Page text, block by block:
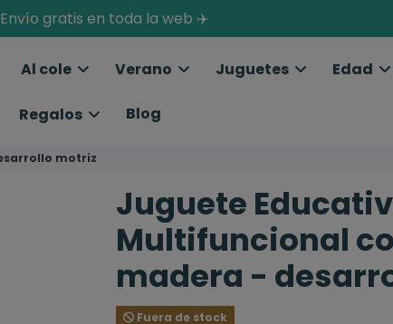
Envío gratis en toda la web ✈️
Al cole Verano Juguetes Edad
Regalos Blog
motriz
Juguete
Multifuncional
madera -
Fuera de stock